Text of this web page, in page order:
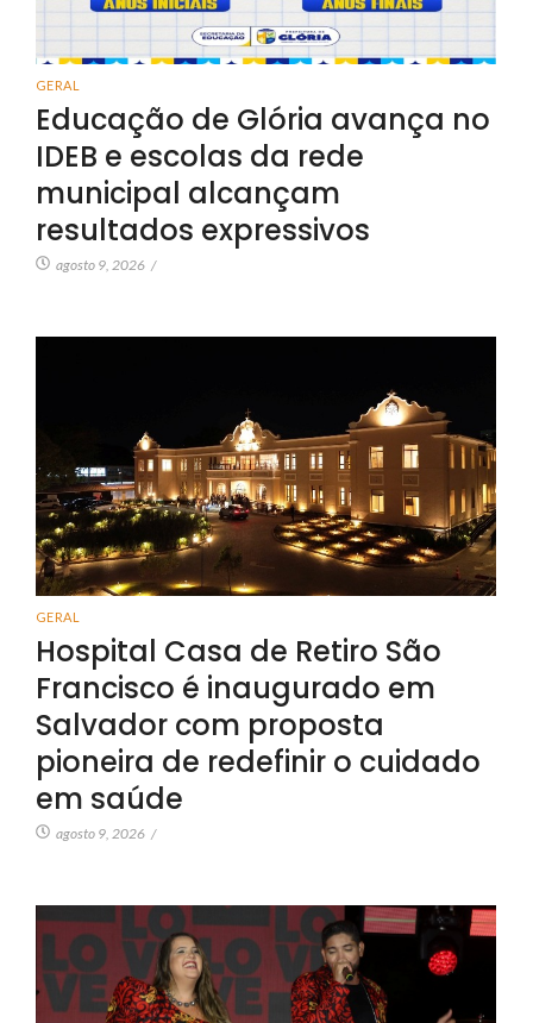
GERAL
Educação de Glória avança no
IDEB e escolas da rede
municipal alcançam
resultados expressivos
agosto 9, 2026 /
GERAL
Hospital Casa de Retiro São
Francisco é inaugurado em
Salvador com proposta
pioneira de redefinir o cuidado
em saúde
agosto 9, 2026 /